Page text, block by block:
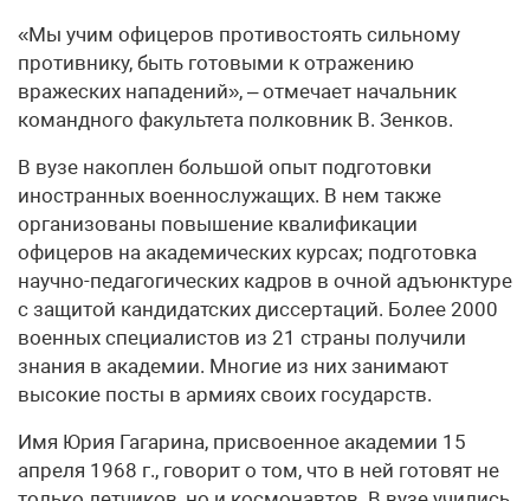
«Мы учим офицеров противостоять сильному
противнику, быть готовыми к отражению
вражеских нападений», – отмечает начальник
командного факультета полковник В. Зенков.
В вузе накоплен большой опыт подготовки
иностранных военнослужащих. В нем также
организованы повышение квалификации
офицеров на академических курсах; подготовка
научно-педагогических кадров в очной адъюнктуре
с защитой кандидатских диссертаций. Более 2000
военных специалистов из 21 страны получили
знания в академии. Многие из них занимают
высокие посты в армиях своих государств.
Имя Юрия Гагарина, присвоенное академии 15
апреля 1968 г., говорит о том, что в ней готовят не